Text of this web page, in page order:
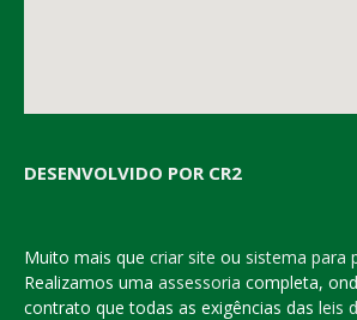
DESENVOLVIDO POR CR2
Muito mais que criar site ou sistema para
Realizamos uma assessoria completa,
contrato que todas as exigências das leis